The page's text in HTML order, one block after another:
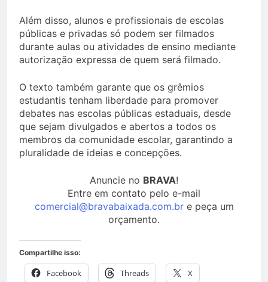
Além disso, alunos e profissionais de escolas
públicas e privadas só podem ser filmados
durante aulas ou atividades de ensino mediante
autorização expressa de quem será filmado.
O texto também garante que os grêmios
estudantis tenham liberdade para promover
debates nas escolas públicas estaduais, desde
que sejam divulgados e abertos a todos os
membros da comunidade escolar, garantindo a
pluralidade de ideias e concepções.
Anuncie no BRAVA!
Entre em contato pelo e-mail
comercial@bravabaixada.com.bre peça um
orçamento.
Compartilhe isso:
Facebook Threads X